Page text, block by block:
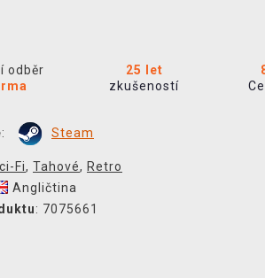
odběr
25 let
zkušeností
: Steam
Fi, Tahové, Retro
Angličtina
: 7075661